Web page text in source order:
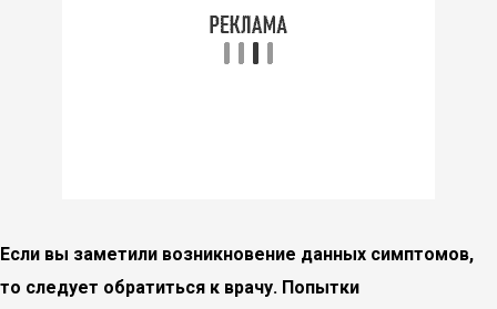
Если вы заметили возникновение данных симптомов,
то следует обратиться к врачу. Попытки